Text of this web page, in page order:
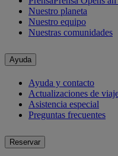
Nuestro planeta
Nuestro equipo
Nuestras comunidades
Ayuda
Ayuda y contacto
Actualizaciones de
Asistencia especial
Preguntas frecuentes
Reservar